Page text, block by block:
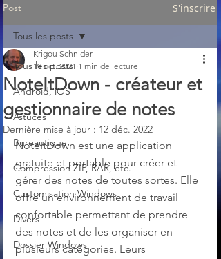
Post S'inscrire
Tous les posts
Android, iOS
Astuces
Bureautique
Compression ZIP, RAR, etc.
Customisation Windows
Divers
Dossier Windows
Tous les posts
NoteItDown - créateur et
gestionnaire de notes
Krigou Schnider
19 oct. 2021 1 min de lecture
Dernière mise à jour : 12 déc. 2022
NoteItDown est une application
gratuite et portable pour créer et
gérer des notes de toutes sortes. Elle
offre un environnement de travail
confortable permettant de prendre
des notes et de les organiser en
plusieurs catégories. Leurs